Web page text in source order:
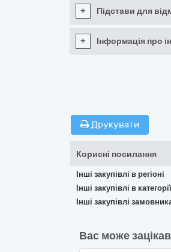
+ Підстави для
+ Інформація про
Друкувати
Корисні посилання
Інші закупівлі в регіоні
Інші закупівлі в
Інші закупівлі
Вас може